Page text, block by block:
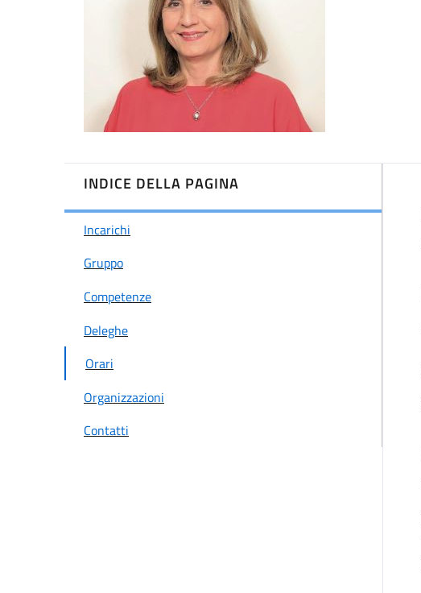
INDICE DELLA PAGINA
Incarichi
Gruppo
Competenze
Deleghe
Orari
Organizzazioni
Contatti